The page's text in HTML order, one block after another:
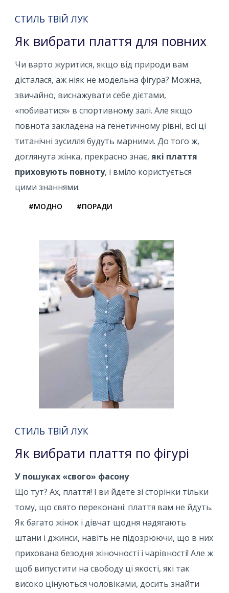
СТИЛЬ ТВІЙ ЛУК
Як вибрати плаття для повних
Чи варто журитися, якщо від природи вам
дісталася, аж ніяк не модельна фігура? Можна,
звичайно, виснажувати себе дієтами,
«побиватися» в спортивному залі. Але якщо
повнота закладена на генетичному рівні, всі ці
титанічні зусилля будуть марними. До того ж,
доглянута жінка, прекрасно знає, які плаття
приховують повноту, і вміло користується
цими знаннями.
#МОДНО #ПОРАДИ
СТИЛЬ ТВІЙ ЛУК
Як вибрати плаття по фігурі
У пошуках «свого» фасону
Що тут? Ах, плаття! І ви йдете зі сторінки тільки
тому, що свято переконані: плаття вам не йдуть.
Як багато жінок і дівчат щодня надягають
штани і джинси, навіть не підозрюючи, що в них
прихована безодня жіночності і чарівності! Але ж
щоб випустити на свободу ці якості, які так
високо цінуються чоловіками, досить знайти